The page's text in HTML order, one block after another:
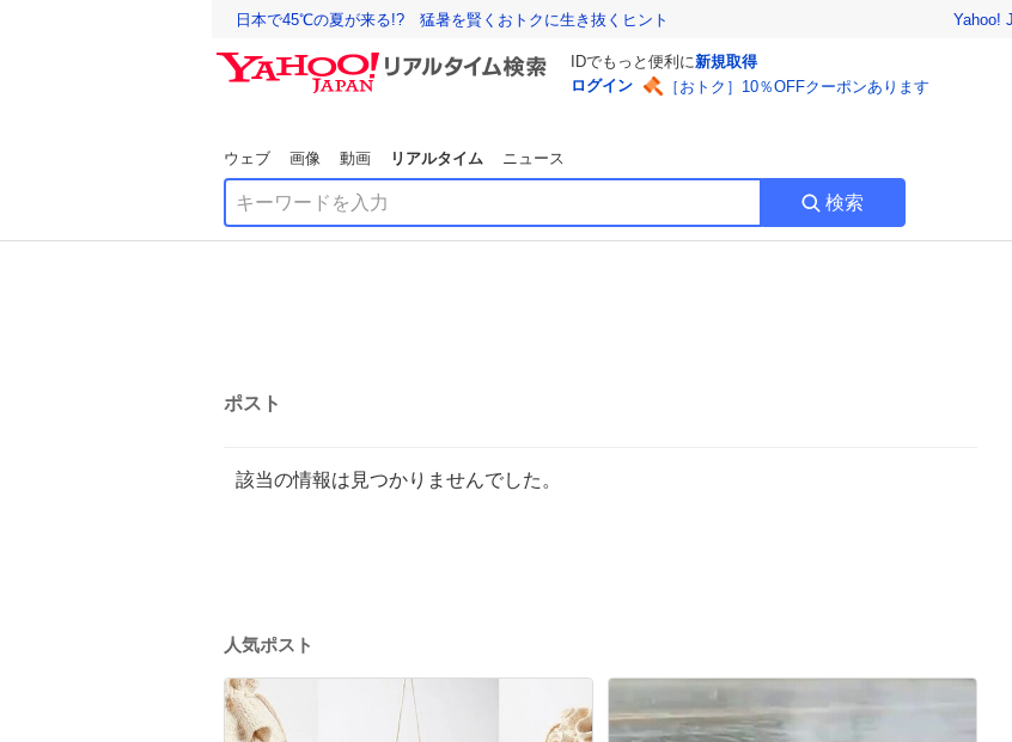
日本で45℃の夏が来る!? 猛暑を賢くおトクに生き抜くヒント Yahoo!
IDでもっと便利に新規取得
ログイン
［おトク］10％OFFクーポンあります
ウェブ 画像 動画 リアルタイム ニュース
検索
ポスト
該当の情報は見つかりませんでした。
人気ポスト